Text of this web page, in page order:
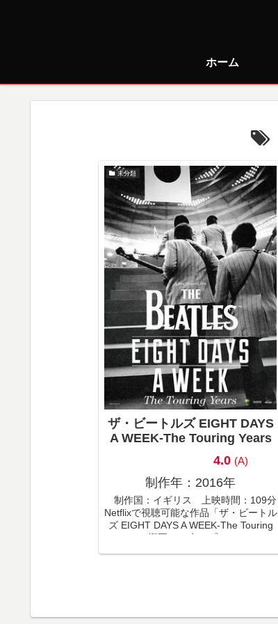
ホーム
未分類
ザ・ビートルズ EIGHT DAYS
A WEEK‐The Touring Years
4.0 (A)
制作年：2016年
制作国：イギリス 上映時間：109分
Netflixで視聴可能な作品「ザ・ビートル
ズ EIGHT DAYS A WEEK‐The Touring
Years」の概要1970年の『レット・イッ